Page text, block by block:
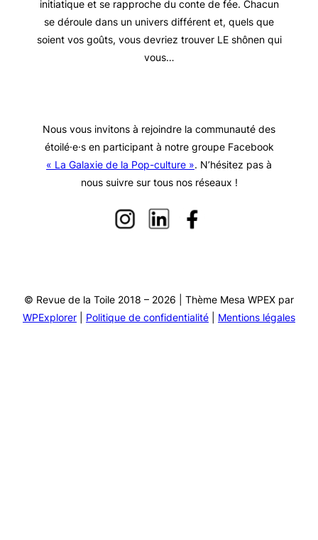
initiatique et se rapproche du conte de fée. Chacun
se déroule dans un univers différent et, quels que
soient vos goûts, vous devriez trouver LE shônen qui
vous…
Nous vous invitons à rejoindre la communauté des
étoilé·e·s en participant à notre groupe Facebook
« La Galaxie de la Pop-culture ». N’hésitez pas à
nous suivre sur tous nos réseaux !
© Revue de la Toile 2018 – 2026 | Thème Mesa WPEX par
WPExplorer
Politique de confidentialité Mentions légales